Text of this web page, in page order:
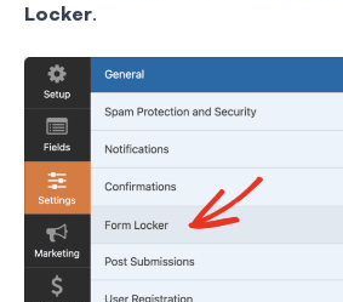
Locker.